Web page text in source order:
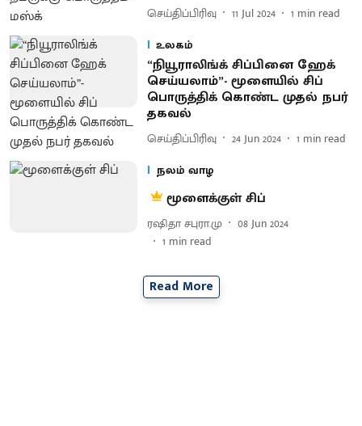
செய்திப்பிரிவு 11 Jul 2024 1 min read
உலகம்
“நியூராலிங்க் சிப்பினை ஹேக்
செய்யலாம்”- மூளையில் சிப்
பொருத்திக் கொண்ட முதல் நபர்
தகவல்
செய்திப்பிரிவு 24 Jun 2024 1 min read
நலம் வாழ
மூளைக்குள் சிப்
ரஷிதா சபுரா.மு
08 Jun 2024
1 min read
Read More